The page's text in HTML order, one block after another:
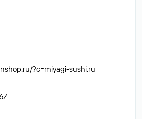
?c=miyagi-sushi.ru